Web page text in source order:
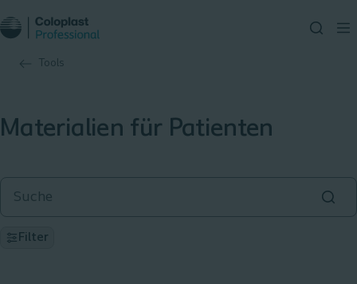
Tools
Materialien für Patienten
Filter